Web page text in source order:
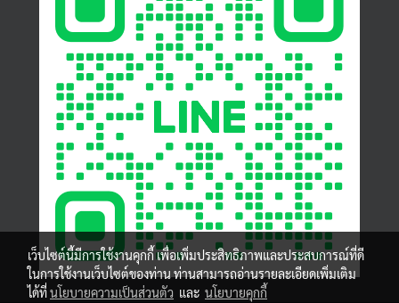
เว็บไซต์นี้มีการใช้งานคุกกี้ เพื่อเพิ่มประสิทธิภาพและประสบการณ์ที่ดี
ในการใช้งานเว็บไซต์ของท่าน ท่านสามารถอ่านรายละเอียดเพิ่มเติม
ได้ที่นโยบายความเป็นส่วนตัว และ นโยบายคุกกี้